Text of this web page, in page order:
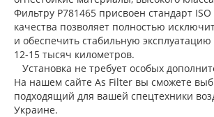
Фильтру P781465 присвоен стандарт
качества позволяет полностью
и обеспечить стабильную
12-15 тысяч километров.
Установка не требует особых
На нашем сайте As Filter вы сможете
подходящий для вашей спецтехники
Украине.